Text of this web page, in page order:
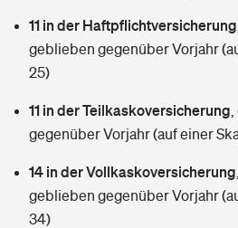
Wer versichert was: Jetzt
Sie haben Fragen?
Mietkautionsversicherung
Restkreditversicherung
Zur Übersicht
Tools
Reiseversicherung
Handyversicherung
Zur Übersicht
Sie haben Fragen?
11 in der Haftpflichtversicherung
geblieben gegenüber Vorjahr
25)
11 in der Teilkaskoversicherung
gegenüber Vorjahr (auf einer
14 in der Vollkaskoversicherung
geblieben gegenüber Vorjahr
34)